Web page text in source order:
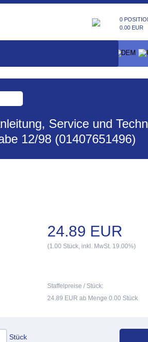
0
0.00 EUR
Service und
12/98 (01407651496)
24.89 EUR
(1.00 Stück, inkl. MwSt. 19.00%)
Staffelpreise / Stück:
24.89 EUR ab Menge 0.00 Stück
Stück